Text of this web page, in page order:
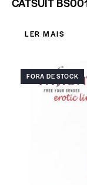
LER MAIS
FORA DE STOCK